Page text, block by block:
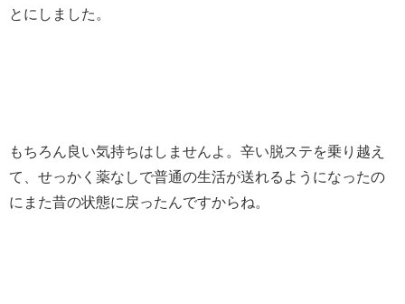
とにしました。
もちろん良い気持ちはしませんよ。辛い脱ステを乗り越え
て、せっかく薬なしで普通の生活が送れるようになったの
にまた昔の状態に戻ったんですからね。